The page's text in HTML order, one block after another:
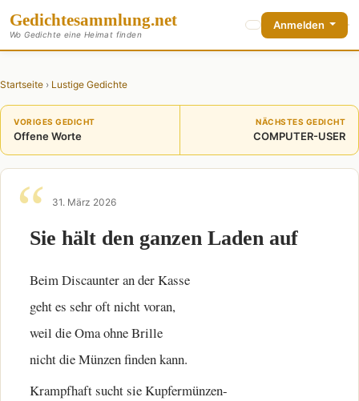
Gedichtesammlung.net
Wo Gedichte eine Heimat finden
Anmelden
Startseite › Lustige Gedichte
VORIGES GEDICHT
Offene Worte
NÄCHSTES GEDICHT
COMPUTER-USER
31. März 2026
Sie hält den ganzen Laden auf
Beim Discaunter an der Kasse
geht es sehr oft nicht voran,
weil die Oma ohne Brille
nicht die Münzen finden kann.
Krampfhaft sucht sie Kupfermünzen-